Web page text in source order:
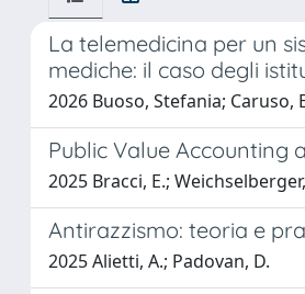
La telemedicina per un
mediche: il caso degli
2026 Buoso, Stefania; Caruso,
Public Value Accounting
2025 Bracci, E.;
Antirazzismo: teoria e
2025 Alietti, A.; Padovan, D.